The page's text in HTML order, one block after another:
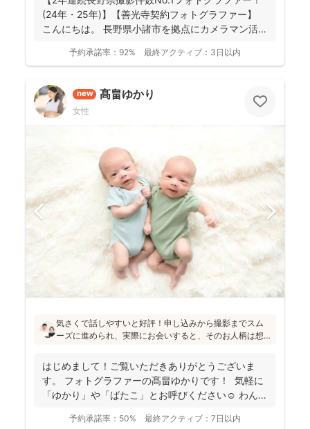
(24年・25年)】【善光寺契約フォトグラファー】
こんにちは。 長野県小諸市を拠点にカメラマン活
予約承諾率： 92% 最終アクティブ： 3日以内
new 髙畠ゆかり
女性
気さくで話しやすいと好評！申し込みから撮影までスム
ーズに進められ、実際にお会いすると、そのお人柄は想
フォトの研修をしっかり受講され、ウェディング業界経
験もあり、赤ちゃんから大人まで安心してお写りいただ
けます♪
はじめまして！ご覧いただきありがとうございま
す。 フォトグラファーの髙畠ゆかりです！ 気軽に
「ゆかり」や「ばたこ」とお呼びください☺︎ わんぱ
予約承諾率： 50% 最終アクティブ： 7日以内